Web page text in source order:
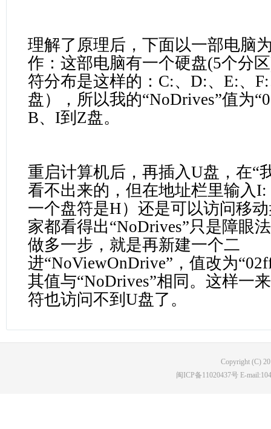
理解了原理后，下面以一部电脑
作：这部电脑有一个硬盘(5个分
符分布是这样的：C:、D:、E:、
盘），所以我的“NoDrives”值为
B、I到Z盘。
重启计算机后，再插入U盘，在“
看不出来的，但在地址栏里输入
一个盘符是H）还是可以访问移
家都看得出“NoDrives”只是障眼
做多一步，就是再新建一个二
进“NoViewOnDrive”，值改为
其值与“NoDrives”相同。这样一
符也访问不到U盘了。
Copyright (C)
闽ICP备11020437号 E-